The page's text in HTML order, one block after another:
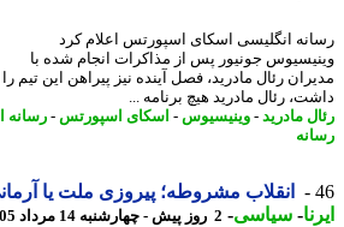
انگلیسی اسکای اسپورتس اعلام کرد
جونیور پس از مذاکرات انجام شده با
رئال مادرید، فصل آینده نیز پیراهن این تیم را
رئال مادرید هیچ برنامه ...
مادرید- وینیسیوس-اسکای اسپورتس -رسانه
انقلاب مشروطه؛ پیروزی ملت یا آرمانی
-سیاسی-2 روز پیش - چهارشنبه 14 مرداد 1405، 19:25